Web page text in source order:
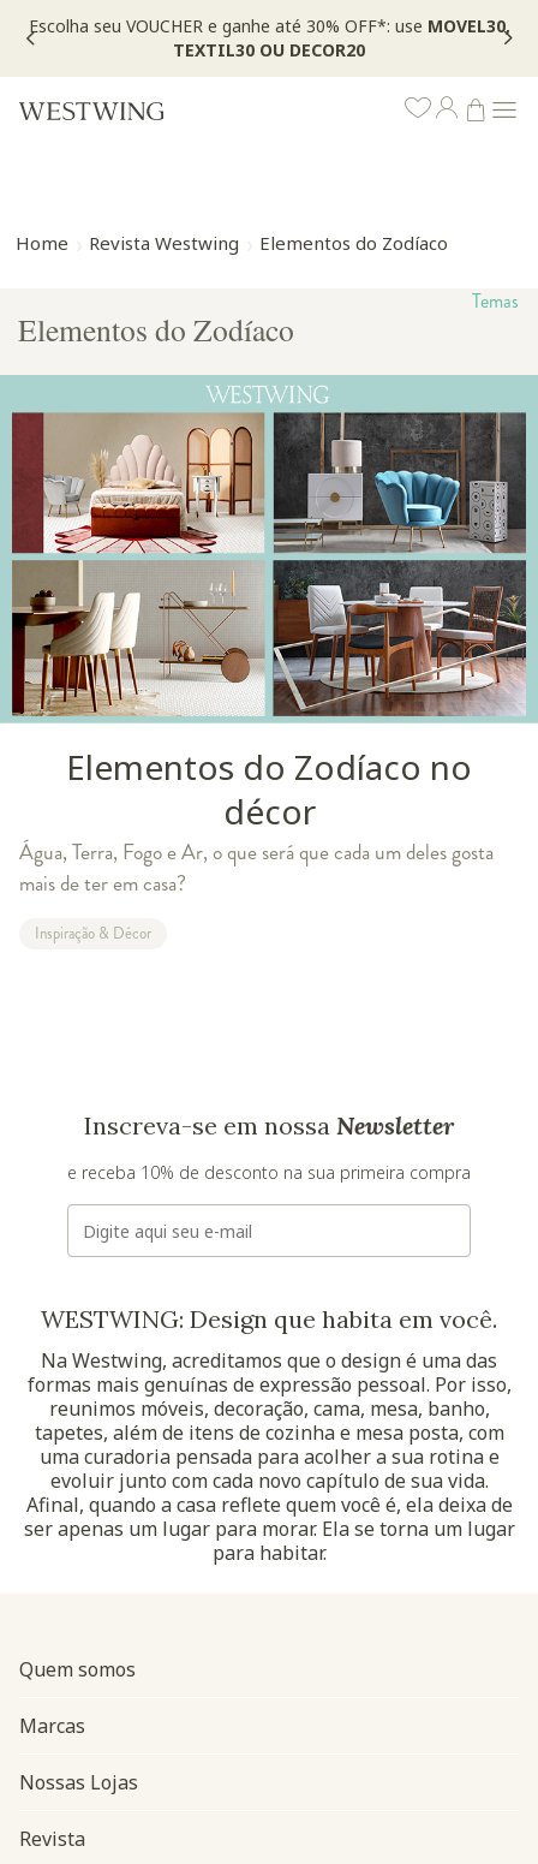
Escolha seu VOUCHER e ganhe até 30% OFF*: use MOVEL30,
TEXTIL30 OU DECOR20
Home Revista Westwing Elementos do Zodíaco
Temas
Elementos do Zodíaco
Elementos do Zodíaco no
décor
Água, Terra, Fogo e Ar, o que será que cada um deles gosta
mais de ter em casa?
Inspiração & Décor
Inscreva-se em nossa Newsletter
e receba 10% de desconto na sua primeira compra
E-mail
WESTWING: Design que habita em você.
Na Westwing, acreditamos que o design é uma das
formas mais genuínas de expressão pessoal. Por isso,
reunimos móveis, decoração, cama, mesa, banho,
tapetes, além de itens de cozinha e mesa posta, com
uma curadoria pensada para acolher a sua rotina e
evoluir junto com cada novo capítulo de sua vida.
Afinal, quando a casa reflete quem você é, ela deixa de
ser apenas um lugar para morar. Ela se torna um lugar
para habitar.
Quem somos
Marcas
Nossas Lojas
Revista